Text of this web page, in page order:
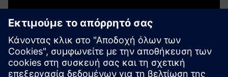
Planar Motor System
Το Planar Motor System μεταμορφώνει την παραγωγή